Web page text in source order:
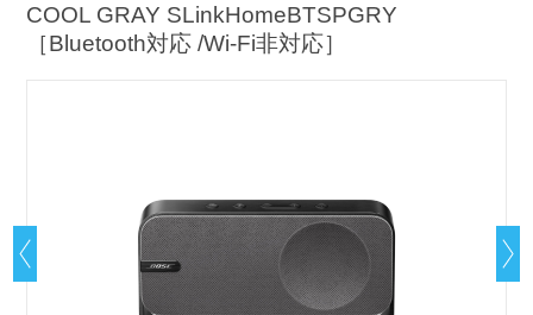
COOL GRAY SLinkHomeBTSPGRY
［Bluetooth対応 /Wi-Fi非対応］